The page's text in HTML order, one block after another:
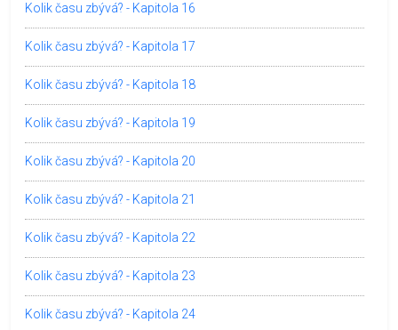
Kolik času zbývá? - Kapitola 16
Kolik času zbývá? - Kapitola 17
Kolik času zbývá? - Kapitola 18
Kolik času zbývá? - Kapitola 19
Kolik času zbývá? - Kapitola 20
Kolik času zbývá? - Kapitola 21
Kolik času zbývá? - Kapitola 22
Kolik času zbývá? - Kapitola 23
Kolik času zbývá? - Kapitola 24